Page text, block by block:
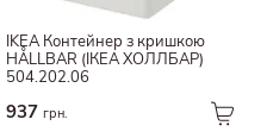
IKEA Контейнер з кришкою
HÅLLBAR (ІКЕА ХОЛЛБАР)
504.202.06
937 грн.